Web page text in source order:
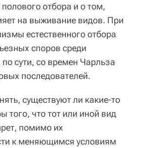
отбора и о том,
на выживание видов. При
естественного отбора
споров среди
сути, со времен Чарльза
последователей.
существуют ли какие-то
того, что тот или иной вид
помимо их
к меняющимся условиям